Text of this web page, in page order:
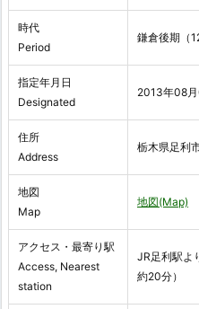
時代
Period
鎌倉後期（
指定年月日
Designated
2013年08
住所
Address
栃木県足利
地図
Map
地図(Map)
アクセス・最寄り駅
Access, Nearest
station
JR足利駅よ
約20分）